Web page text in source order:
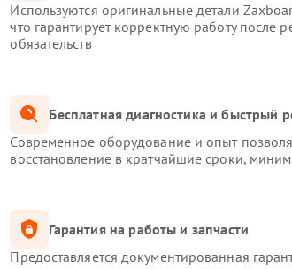
Используются оригинальные детали
что гарантирует корректную работу после
обязательств
Бесплатная диагностика и быстрый
Современное оборудование и опыт
восстановление в кратчайшие сроки,
Гарантия на работы и запчасти
Предоставляется документированная